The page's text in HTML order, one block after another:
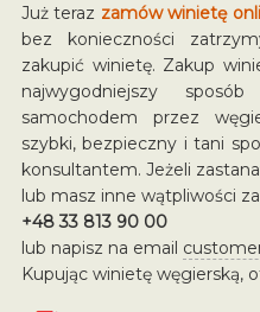
Już teraz zamów winietę
bez konieczności
zakupić winietę. Zakup
najwygodniejszy
samochodem przez
szybki, bezpieczny i tani
konsultantem. Jeżeli
lub masz inne wątpliwości
+48 33 813 90 00
lub napisz na email
Kupując winietę węgierską,